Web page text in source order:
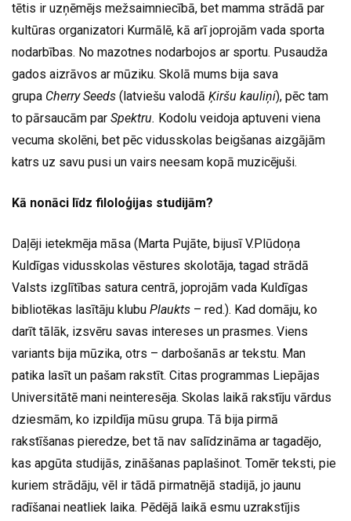
tētis ir uzņēmējs mežsaimniecībā, bet mamma strādā par
kultūras organizatori Kurmālē, kā arī joprojām vada sporta
nodarbības. No mazotnes nodarbojos ar sportu. Pusaudža
gados aizrāvos ar mūziku. Skolā mums bija sava
grupa Cherry Seeds (latviešu valodā Ķiršu kauliņi), pēc tam
to pārsaucām par Spektru. Kodolu veidoja aptuveni viena
vecuma skolēni, bet pēc vidusskolas beigšanas aizgājām
katrs uz savu pusi un vairs neesam kopā muzicējuši.
Kā nonāci līdz filoloģijas studijām?
Daļēji ietekmēja māsa (Marta Pujāte, bijusī V.Plūdoņa
Kuldīgas vidusskolas vēstures skolotāja, tagad strādā
Valsts izglītības satura centrā, joprojām vada Kuldīgas
bibliotēkas lasītāju klubu Plaukts – red.). Kad domāju, ko
darīt tālāk, izsvēru savas intereses un prasmes. Viens
variants bija mūzika, otrs – darbošanās ar tekstu. Man
patika lasīt un pašam rakstīt. Citas programmas Liepājas
Universitātē mani neinteresēja. Skolas laikā rakstīju vārdus
dziesmām, ko izpildīja mūsu grupa. Tā bija pirmā
rakstīšanas pieredze, bet tā nav salīdzināma ar tagadējo,
kas apgūta studijās, zināšanas paplašinot. Tomēr teksti, pie
kuriem strādāju, vēl ir tādā pirmatnējā stadijā, jo jaunu
radīšanai neatliek laika. Pēdējā laikā esmu uzrakstījis